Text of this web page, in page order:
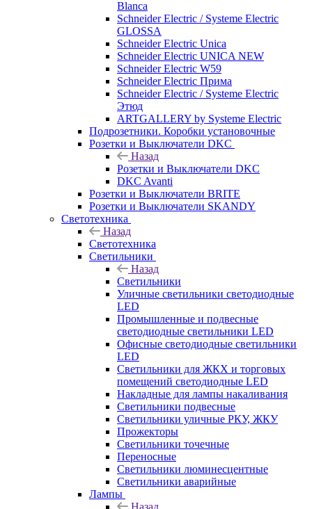
Blanca
Schneider Electric / Systeme Electric
GLOSSA
Schneider Electric Unica
Schneider Electric UNICA NEW
Schneider Electric W59
Schneider Electric Прима
Schneider Electric / Systeme Electric
Этюд
ARTGALLERY by Systeme Electric
Подрозетники. Коробки установочные
Розетки и Выключатели DKC
Назад
Розетки и Выключатели DKC
DKC Avanti
Розетки и Выключатели BRITE
Розетки и Выключатели SKANDY
Светотехника
Назад
Светотехника
Светильники
Назад
Светильники
Уличные светильники светодиодные
LED
Промышленные и подвесные
светодиодные светильники LED
Офисные светодиодные светильники
LED
Светильники для ЖКХ и торговых
помещений светодиодные LED
Накладные для лампы накаливания
Светильники подвесные
Светильники уличные РКУ, ЖКУ
Прожекторы
Cветильники точечные
Переносные
Светильники люминесцентные
Светильники аварийные
Лампы
Назад